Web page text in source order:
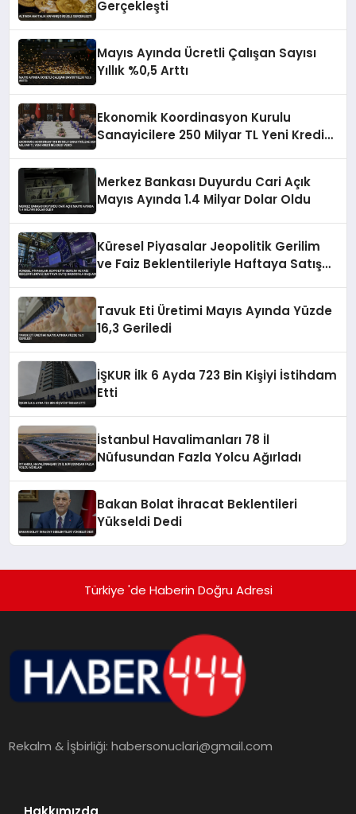
Gerçekleşti
Mayıs Ayında Ücretli Çalışan Sayısı
Yıllık %0,5 Arttı
Ekonomik Koordinasyon Kurulu
Sanayicilere 250 Milyar TL Yeni Kredi
Merkez Bankası Duyurdu Cari Açık
Mayıs Ayında 1.4 Milyar Dolar Oldu
Küresel Piyasalar Jeopolitik Gerilim
ve Faiz Beklentileriyle Haftaya Satış
Tavuk Eti Üretimi Mayıs Ayında Yüzde
16,3 Geriledi
İŞKUR İlk 6 Ayda 723 Bin Kişiyi İstihdam
Etti
İstanbul Havalimanları 78 İl
Nüfusundan Fazla Yolcu Ağırladı
Bakan Bolat İhracat Beklentileri
Yükseldi Dedi
Türkiye 'de Haberin Doğru Adresi
Rekalm & İşbirliği:habersonuclari@gmail.com